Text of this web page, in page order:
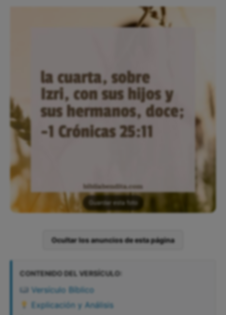
Guardar esta foto
Ocultar los anuncios de esta página
CONTENIDO DEL VERSÍCULO:
Versículo Bíblico
Explicación y Análisis